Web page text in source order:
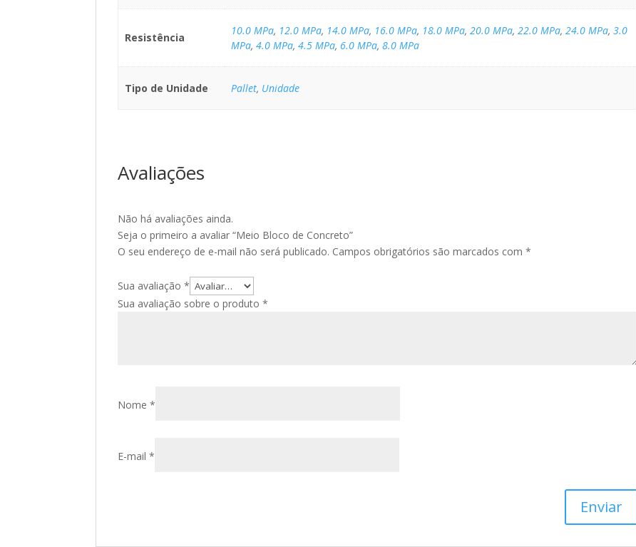
Resistência
10.0 MPa, 12.0 MPa, 14.0 MPa, 16.0 MPa, 18.0 MPa, 20.0 MPa, 22.0 MPa, 24.0 MPa, 3.0
MPa, 4.0 MPa, 4.5 MPa, 6.0 MPa, 8.0 MPa
Tipo de Unidade Pallet, Unidade
Avaliações
Não há avaliações ainda.
Seja o primeiro a avaliar “Meio Bloco de Concreto”
O seu endereço de e-mail não será publicado. Campos obrigatórios são marcados com*
Sua avaliação*
Sua avaliação sobre o produto*
Nome*
E-mail*